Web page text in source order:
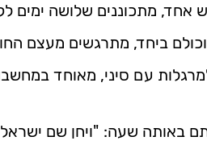
מתכוננים שלושה ימים
ביחד, מתרגשים מעצם
עם סיני, מאוחד
באותה שעה: "ויחן שם